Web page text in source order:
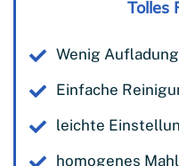
Tolles
Wenig Aufladung
Einfache
leichte
homogenes